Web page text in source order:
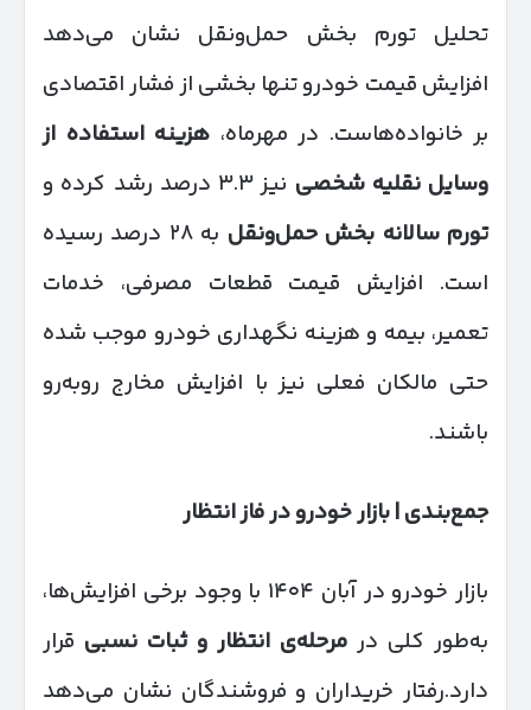
تحلیل تورم بخش حمل‌ونقل نشان می‌دهد
افزایش قیمت خودرو تنها بخشی از فشار اقتصادی
بر خانواده‌هاست. در مهرماه، هزینه استفاده از
وسایل نقلیه شخصی نیز ۳.۳ درصد رشد کرده و
تورم سالانه بخش حمل‌ونقل
به ۲۸ درصد رسیده
است. افزایش قیمت قطعات مصرفی، خدمات
تعمیر، بیمه و هزینه نگهداری خودرو موجب شده
حتی مالکان فعلی نیز با افزایش مخارج روبه‌رو
باشند.
جمع‌بندی | بازار خودرو در فاز انتظار
بازار خودرو در آبان ۱۴۰۴ با وجود برخی افزایش‌ها،
به‌طور کلی در مرحله‌ی انتظار و ثبات نسبی قرار
دارد.رفتار خریداران و فروشندگان نشان می‌دهد